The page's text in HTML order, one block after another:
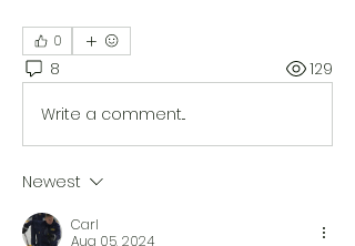
0
8 129
Write a comment...
Newest
Carl
Aug 05, 2024